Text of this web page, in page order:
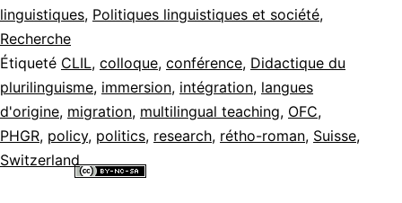
linguistiques, Politiques linguistiques et société,
Recherche
Étiqueté CLIL, colloque, conférence, Didactique du
plurilinguisme, immersion, intégration, langues
d'origine, migration, multilingual teaching, OFC,
PHGR, policy, politics, research, rétho-roman, Suisse,
Switzerland